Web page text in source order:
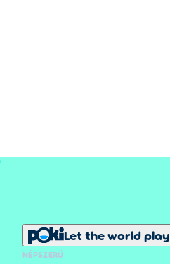
Let the world play
NÉPSZERŰ